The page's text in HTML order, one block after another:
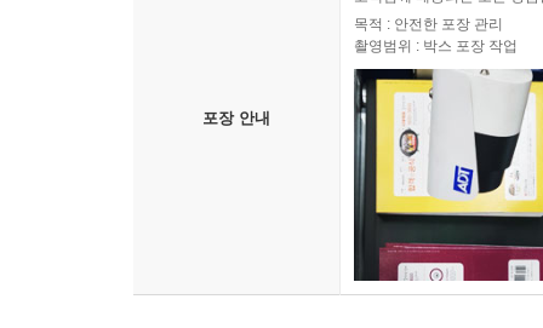
포장 안내
목적 : 안전한 포장 관리
촬영범위 : 박스 포장 작업